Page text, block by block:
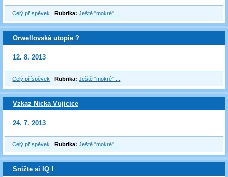
Celý příspěvek |Rubrika: Ještě "mokré" ...
Orwellovská utopie ?
12. 8. 2013
Celý příspěvek |Rubrika: Ještě "mokré" ...
Vzkaz Nicka Vujicice
24. 7. 2013
Celý příspěvek |Rubrika: Ještě "mokré" ...
Snižte si IQ !